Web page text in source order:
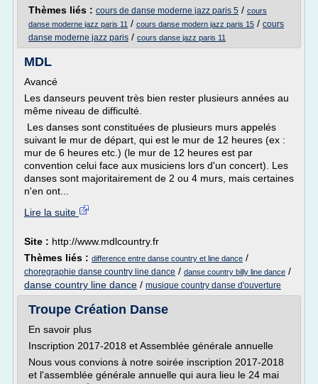
Thèmes liés : cours de danse moderne jazz paris 5 / cours
danse moderne jazz paris 11 / cours danse modern jazz paris 15 / cours
danse moderne jazz paris / cours danse jazz paris 11
MDL
Avancé
Les danseurs peuvent très bien rester plusieurs années au
même niveau de difficulté.
Les danses sont constituées de plusieurs murs appelés
suivant le mur de départ, qui est le mur de 12 heures (ex :
mur de 6 heures etc.) (le mur de 12 heures est par
convention celui face aux musiciens lors d'un concert). Les
danses sont majoritairement de 2 ou 4 murs, mais certaines
n'en ont...
Lire la suite
Site : http://www.mdlcountry.fr
Thèmes liés : difference entre danse country et line dance /
choregraphie danse country line dance / danse country billy line dance /
danse country line dance / musique country danse d'ouverture
Troupe Création Danse
En savoir plus
Inscription 2017-2018 et Assemblée générale annuelle
Nous vous convions à notre soirée inscription 2017-2018
et l'assemblée générale annuelle qui aura lieu le 24 mai